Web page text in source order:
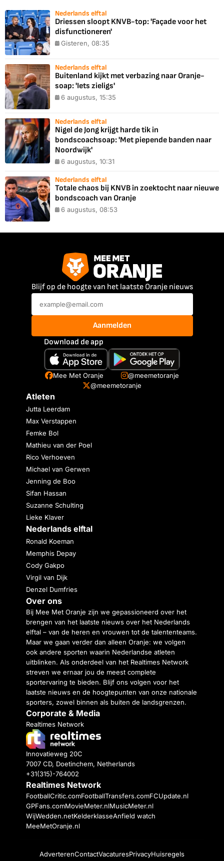
Nederlands elftal
Driessen sloopt KNVB-top: 'Façade voor het
disfunctioneren'
Gisteren, 08:35
Nederlands elftal
Buitenland kijkt met verbazing naar Oranje-
soap: 'Iets zieligs'
6 augustus, 15:35
Nederlands elftal
Nigel de Jong krijgt harde tik in
bondscoachsoap: 'Met piepende banden naar
Noordwijk'
6 augustus, 10:31
Nederlands elftal
Totale chaos bij KNVB in zoektocht naar nieuwe
bondscoach van Oranje
6 augustus, 08:53
Blijf op de hoogte van het laatste Oranje nieuws
Aanmelden
Download de app
Mee Met Oranje
@meemetoranje
@meemetoranje
Atleten
Jutta Leerdam
Max Verstappen
Femke Bol
Mathieu van der Poel
Rico Verhoeven
Michael van Gerwen
Jenning de Boo
Sifan Hassan
Suzanne Schulting
Lieke Klaver
Nederlands elftal
Ronald Koeman
Memphis Depay
Cody Gakpo
Virgil van Dijk
Denzel Dumfries
Over ons
Bij Mee Met Oranje zijn we gepassioneerd over het
brengen van het laatste nieuws over het Nederlands
elftal – van de heren en vrouwen tot de talententeams.
Maar we gaan verder dan alleen Oranje: we volgen
ook andere sporten waarin Nederlandse atleten
uitblinken. Als onderdeel van het Realtimes Network
streven we ernaar jou de meest complete
sportervaring te bieden. Blijf ons volgen voor het
laatste nieuws en de hoogtepunten van onze nationale
sporters, zowel binnen als buiten de landsgrenzen.
Corporate & Media
Realtimes Network
Innovatieweg 20C
7007 CD, Doetinchem, Netherlands
+31(315)-764002
Realtimes Network
FootballCritic.comFootballTransfers.comFCUpdate.nl
GPFans.comMovieMeter.nlMusicMeter.nl
WijWedden.netKelderklasseAnfield watch
MeeMetOranje.nl
AdverterenContactVacaturesPrivacyHuisregels